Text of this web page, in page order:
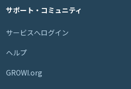
サポート・コミュニティ
サービスへログイン
ヘルプ
GROWI.org